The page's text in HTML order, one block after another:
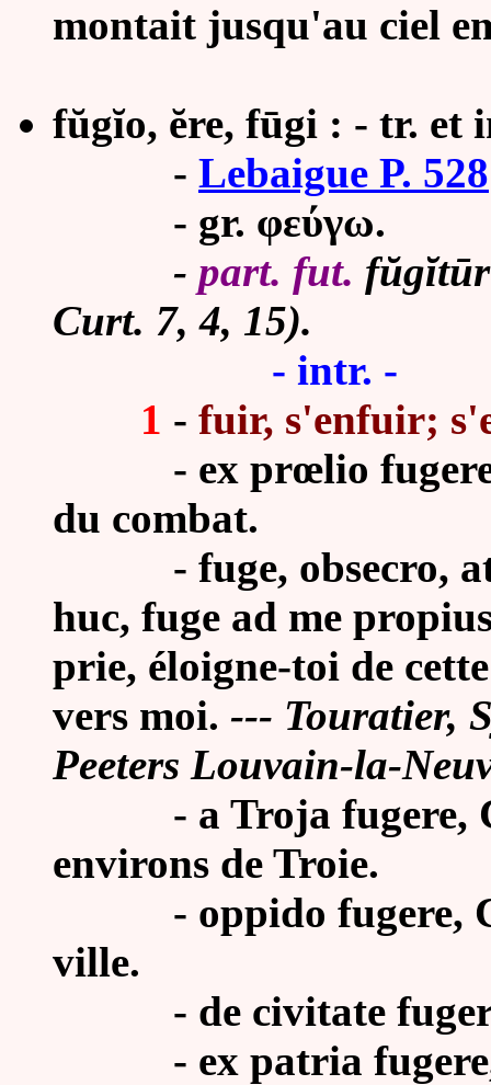
montait jusqu'au ciel
fŭgĭo, ĕre, fūgi : - tr. et
- Lebaigue P. 528
- gr. φεύγω.
- part. fut.
Curt. 7, 4, 15).
- intr. -
1 - fuir, s'enfuir;
- ex prœlio fugere,
du combat.
- fuge, obsecro,
huc, fuge ad me
prie, éloigne-toi de
vers moi. --- Touratier,
Peeters Louvain-la-
- a Troja fugere,
environs de Troie.
- oppido fugere,
ville.
- de civitate fugere,
- ex patria fugere,